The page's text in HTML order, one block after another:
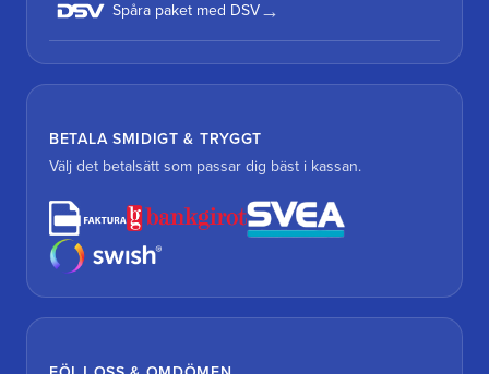
Spåra paket med DSV
BETALA SMIDIGT & TRYGGT
Välj det betalsätt som passar dig bäst i kassan.